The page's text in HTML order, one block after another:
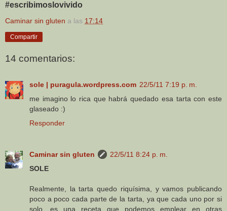
#escribimoslovivido
Caminar sin gluten a las 17:14
Compartir
14 comentarios:
sole | puragula.wordpress.com 22/5/11 7:19 p. m.
me imagino lo rica que habrá quedado esa tarta con este
glaseado :)
Responder
Caminar sin gluten
22/5/11 8:24 p. m.
SOLE
Realmente, la tarta quedo riquísima, y vamos publicando
poco a poco cada parte de la tarta, ya que cada uno por si
solo, es una receta que podemos emplear en otras